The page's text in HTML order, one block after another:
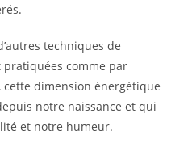
techniques de
pratiquées comme par
cette dimension énergétique
notre naissance et qui
et notre humeur.